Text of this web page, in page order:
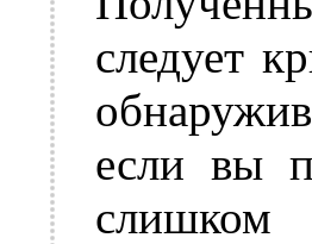
следует
если вы
слишком